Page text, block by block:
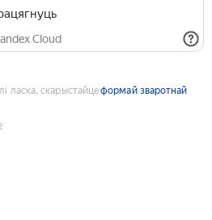
Cloud
ласка, скарыстайцеформай зваротнай